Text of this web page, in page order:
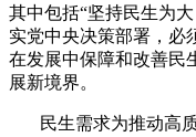
其中包括“坚持民生为
实党中央决策部署，必
在发展中保障和改善民
展新境界。
民生需求为推动高